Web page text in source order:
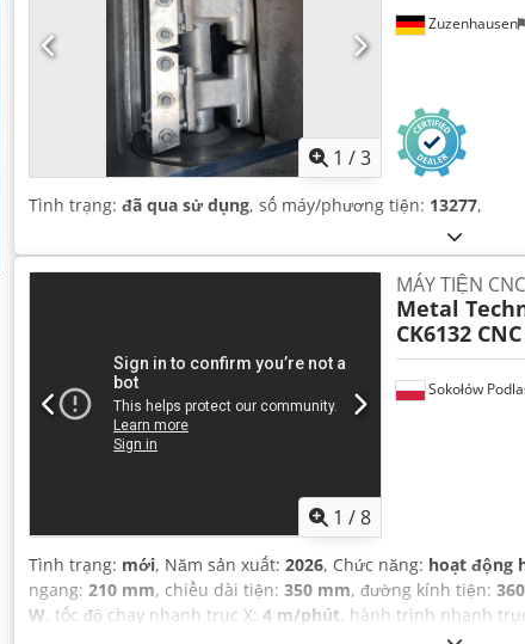
1 /3
Zuzenhausen
Tình trạng: đã qua sử dụng, số máy/phương tiện: 13277,
1 /8
Sokołów
MÁY TIỆN
Metal
CK6132
Tình trạng: mới, Năm sản xuất: 2026, Chức năng: hoạt động
ngang: 210 mm, chiều dài tiện: 350 mm, đường kính tiện:
W, tốc độ chạy nhanh trục X: 4 m/phút, hành trình nhanh
1.700 mm, trọng